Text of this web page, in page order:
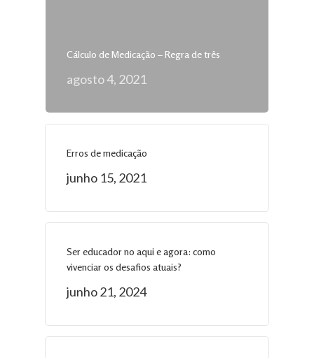
Cálculo de Medicação – Regra de três
agosto 4, 2021
Erros de medicação
junho 15, 2021
Ser educador no aqui e agora: como
vivenciar os desafios atuais?
junho 21, 2024